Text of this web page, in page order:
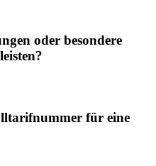
oder besondere
für eine